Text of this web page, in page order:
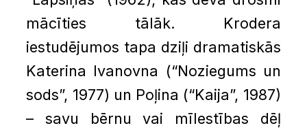
mācīties tālāk. Krodera
iestudējumos tapa dziļi dramatiskās
Katerina Ivanovna (“Noziegums un
sods”, 1977) un Poļina (“Kaija”, 1987)
– savu bērnu vai mīlestības dēļ